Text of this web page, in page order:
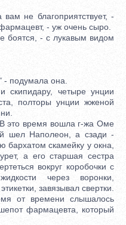
не благоприятствует, -
- уж очень сыро.
- с лукавым видом
подумала она.
четыре унции
полторы унции жженой
это время вошла г-жа Оме
шел Наполеон, а сзади -
скамейку у окна,
а его старшая сестра
вокруг коробочки с
через воронки,
завязывал свертки.
от времени слышалось
фармацевта, который